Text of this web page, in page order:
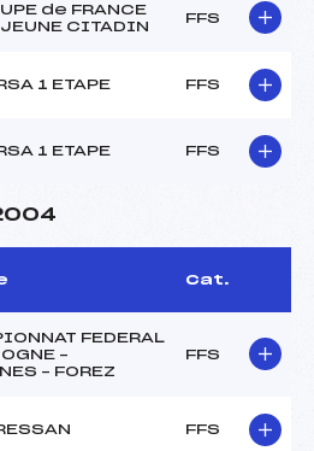
de FRANCE
CITADIN
FFS
1 ETAPE FFS
1 ETAPE FFS
Cat.
FEDERAL
–
– FOREZ
FFS
FFS